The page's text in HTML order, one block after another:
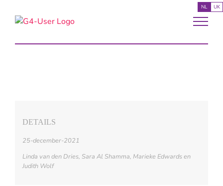
NL UK
DETAILS
25-december-2021
Linda van den Dries, Sara Al Shamma, Marieke Edwards en
Judith Wolf